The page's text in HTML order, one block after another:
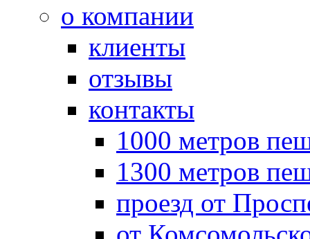
о компании
клиенты
отзывы
контакты
1000 метров
1300 метров
проезд от